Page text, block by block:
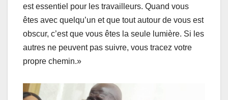
est essentiel pour les travailleurs. Quand vous
êtes avec quelqu’un et que tout autour de vous est
obscur, c’est que vous êtes la seule lumière. Si les
autres ne peuvent pas suivre, vous tracez votre
propre chemin.»